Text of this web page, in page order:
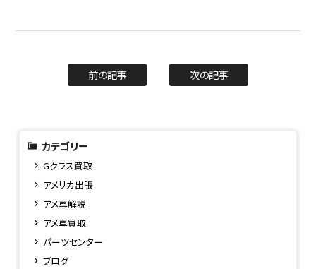
前の記事 次の記事
カテゴリー
Gクラス買取
アメリカ出張
アメ車解説
アメ車買取
パーツセンター
ブログ